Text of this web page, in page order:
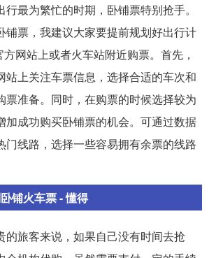
最为繁忙的时期，卧铺票特别抢手。
铺票，我建议大家要提前规划好出行计
网站上或者火车站附近购票。首先，
站上关注车票信息，选择合适的车次和
票准备。同时，在购票的时候选择较为
加成功购买卧铺票的机会。可通过数据
门线路，选择一些容易拥有余票的线路
铺火车票 - 懂得
的旅客来说，如果自己没有时间去抢